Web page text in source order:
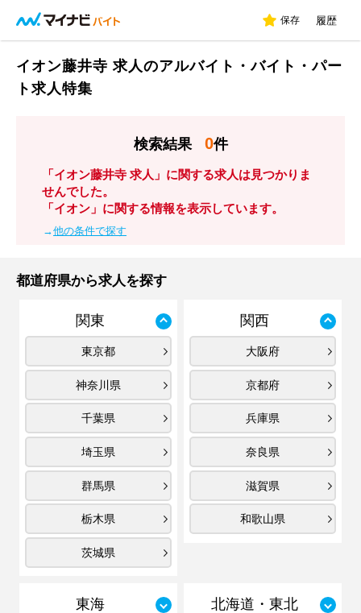
保存 履歴
イオン藤井寺 求人のアルバイト・バイト・パー
ト求人特集
検索結果 0件
「イオン藤井寺 求人」に関する求人は見つかりま
せんでした。
「イオン」に関する情報を表示しています。
→他の条件で探す
都道府県から求人を探す
関東
東京都
神奈川県
千葉県
埼玉県
群馬県
栃木県
茨城県
関西
大阪府
京都府
兵庫県
奈良県
滋賀県
和歌山県
東海 北海道・東北